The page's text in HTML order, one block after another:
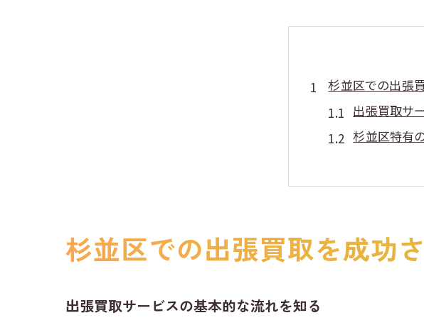
杉並区での出張
出張買取サ
杉並区特有
買取対象品
出張買取の
買取業者と
地元業者が教え
杉並区での出張買取を成功
出張買取サービスの基本的な流れを知る